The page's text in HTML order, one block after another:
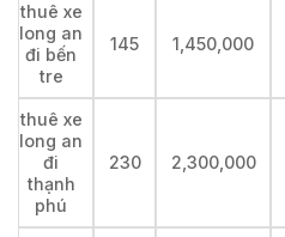
thuê xe
long an
đi bến
tre
145 1,450,000
thuê xe
long an
đi
thạnh
phú
230 2,300,000